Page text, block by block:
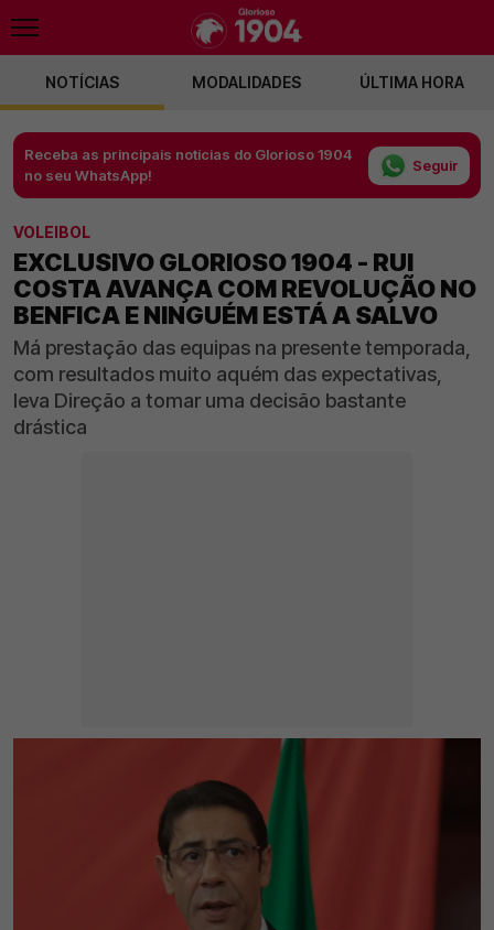
NOTÍCIAS MODALIDADES ÚLTIMA HORA
Receba as principais notícias do Glorioso 1904
no seu WhatsApp!
Seguir
VOLEIBOL
EXCLUSIVO GLORIOSO 1904 - RUI
COSTA AVANÇA COM REVOLUÇÃO NO
BENFICA E NINGUÉM ESTÁ A SALVO
Má prestação das equipas na presente temporada,
com resultados muito aquém das expectativas,
leva Direção a tomar uma decisão bastante
drástica